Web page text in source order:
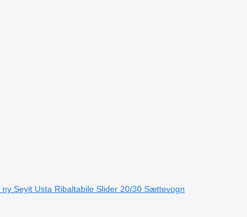
ny Seyit Usta Ribaltabile Slider 20/30 Sættevogn